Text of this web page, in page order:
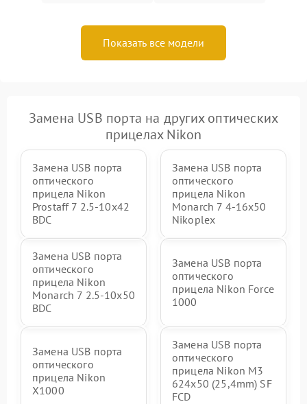
Показать все модели
Замена USB порта на других оптических
прицелах Nikon
Замена USB порта
оптического
прицела Nikon
Prostaff 7 2.5-10x42
BDC
Замена USB порта
оптического
прицела Nikon
Monarch 7 4-16x50
Nikoplex
Замена USB порта
оптического
прицела Nikon
Monarch 7 2.5-10x50
BDC
Замена USB порта
оптического
прицела Nikon Force
1000
Замена USB порта
оптического
прицела Nikon
X1000
Замена USB порта
оптического
прицела Nikon M3
624x50 (25,4mm) SF
FCD